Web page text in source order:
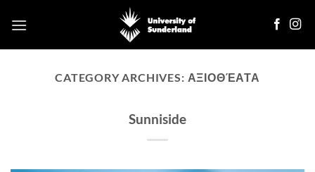
CATEGORY ARCHIVES: ΑΞΙΟΘΈΑΤΑ
Sunniside